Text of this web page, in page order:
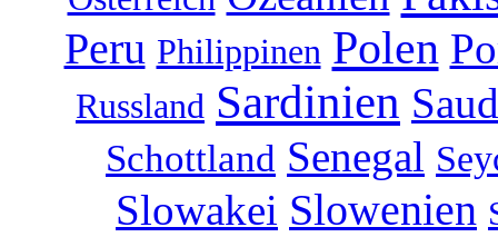
Peru Philippinen Polen
Russland Sardinien
Schottland Senegal
Slowakei Slowenien